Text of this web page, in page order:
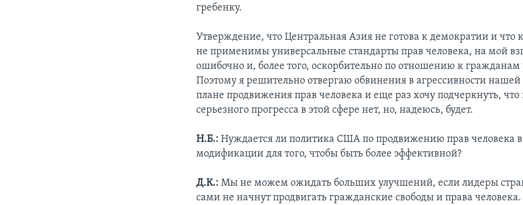
гребенку.
Утверждение, что Центральная Азия не готова к демократии и что
не применимы универсальные стандарты прав человека, на мой
ошибочно и, более того, оскорбительно по отношению к гражданам
Поэтому я решительно отвергаю обвинения в агрессивности
плане продвижения прав человека и еще раз хочу подчеркнуть, что
серьезного прогресса в этой сфере нет, но, надеюсь, будет.
Н.Б.: Нуждается ли политика США по продвижению прав человека
модификации для того, чтобы быть более эффективной?
Д.К.: Мы не можем ожидать больших улучшений, если лидеры
сами не начнут продвигать гражданские свободы и права